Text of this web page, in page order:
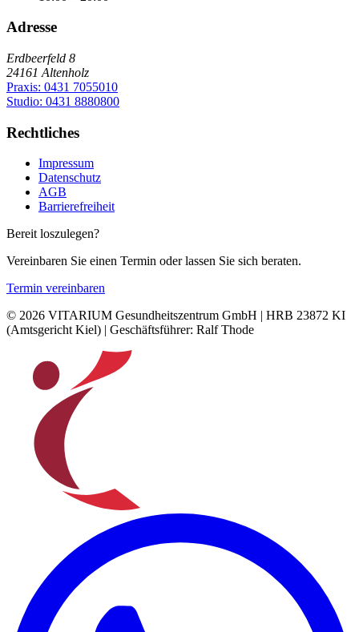
Adresse
Erdbeerfeld 8
24161 Altenholz
Praxis: 0431 7055010
Studio: 0431 8880800
Rechtliches
Impressum
Datenschutz
AGB
Barrierefreiheit
Bereit loszulegen?
Vereinbaren Sie einen Termin oder lassen Sie sich beraten.
Termin vereinbaren
© 2026 VITARIUM Gesundheitszentrum GmbH
HRB 23872 KI
(Amtsgericht Kiel) | Geschäftsführer: Ralf Thode